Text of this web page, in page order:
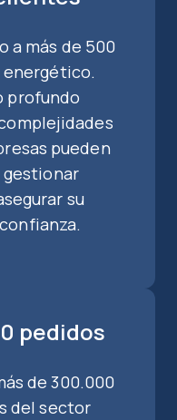
a más de 500
profundo
pueden
gestionar
su
pedidos
de 300.000
del sector